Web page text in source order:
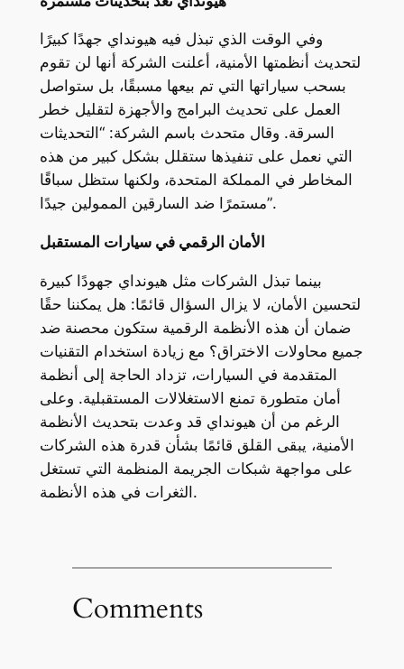
وفي الوقت الذي تبذل فيه هيونداي جهدًا كبيرًا
لتحديث أنظمتها الأمنية، أعلنت الشركة أنها لن تقوم
بسحب سياراتها التي تم بيعها مسبقًا، بل ستواصل
العمل على تحديث البرامج والأجهزة لتقليل خطر
السرقة. وقال متحدث باسم الشركة: “التحديثات
التي نعمل على تنفيذها ستقلل بشكل كبير من هذه
المخاطر في المملكة المتحدة، ولكنها ستظل سباقًا
مستمرًا ضد السارقين الممولين جيدًا”.
الأمان الرقمي في سيارات المستقبل
بينما تبذل الشركات مثل هيونداي جهودًا كبيرة
لتحسين الأمان، لا يزال السؤال قائمًا: هل يمكننا حقًا
ضمان أن هذه الأنظمة الرقمية ستكون محصنة ضد
جميع محاولات الاختراق؟ مع زيادة استخدام التقنيات
المتقدمة في السيارات، تزداد الحاجة إلى أنظمة
أمان متطورة تمنع الاستغلالات المستقبلية. وعلى
الرغم من أن هيونداي قد وعدت بتحديث الأنظمة
الأمنية، يبقى القلق قائمًا بشأن قدرة هذه الشركات
على مواجهة شبكات الجريمة المنظمة التي تستغل
الثغرات في هذه الأنظمة.
Comments